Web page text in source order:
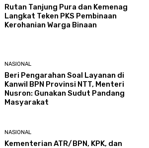
Rutan Tanjung Pura dan Kemenag
Langkat Teken PKS Pembinaan
Kerohanian Warga Binaan
NASIONAL
Beri Pengarahan Soal Layanan di
Kanwil BPN Provinsi NTT, Menteri
Nusron: Gunakan Sudut Pandang
Masyarakat
NASIONAL
Kementerian ATR/BPN, KPK, dan